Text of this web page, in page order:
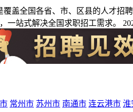
覆盖全国各省、市、区县的人才
一站式解决全国求职招工需求。
常州市 苏州市 南通市 连云港市 淮